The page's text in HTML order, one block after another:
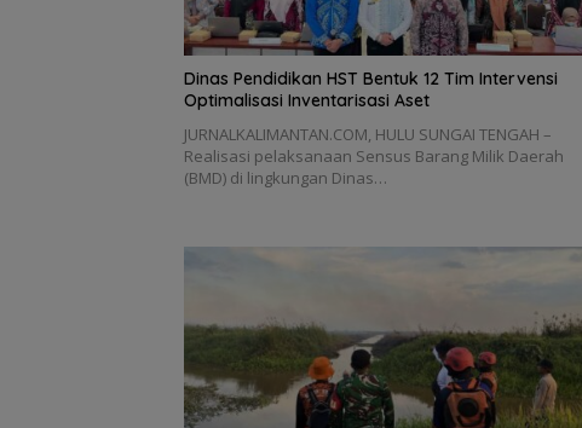
Dinas Pendidikan HST Bentuk 12 Tim Intervensi
Optimalisasi Inventarisasi Aset
JURNALKALIMANTAN.COM, HULU SUNGAI TENGAH –
Realisasi pelaksanaan Sensus Barang Milik Daerah
(BMD) di lingkungan Dinas…